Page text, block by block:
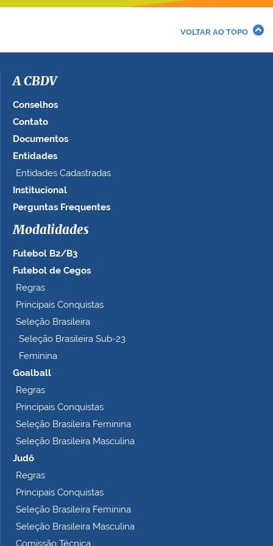
i
a
e
n
o
t
m
a
n
o
o
m
e
t
VOLTAR AO TOPO
A CBDV
Conselhos
Contato
Documentos
Entidades
Entidades Cadastradas
Institucional
Perguntas Frequentes
Modalidades
Futebol B2/B3
Futebol de Cegos
Regras
Principais Conquistas
Seleção Brasileira
Seleção Brasileira Sub-23
Feminina
Goalball
Regras
Principais Conquistas
Seleção Brasileira Feminina
Seleção Brasileira Masculina
Judô
Regras
Principais Conquistas
Seleção Brasileira Feminina
Seleção Brasileira Masculina
Comissão Técnica